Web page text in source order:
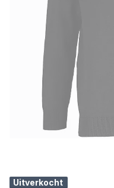
Uitverkocht